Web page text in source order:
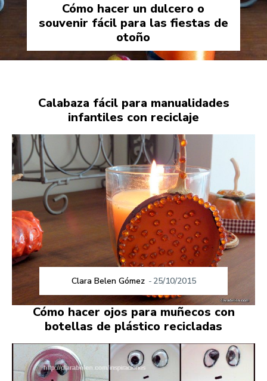
Cómo hacer un dulcero o
souvenir fácil para las fiestas de
otoño
Calabaza fácil para manualidades
infantiles con reciclaje
Clara Belen Gómez - 25/10/2015
Cómo hacer ojos para muñecos con
botellas de plástico recicladas